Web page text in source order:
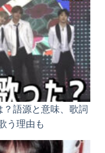
ングル文字一覧
き